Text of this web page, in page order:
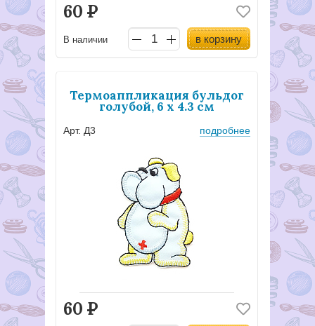
60 Р
В наличии в корзину
Термоаппликация бульдог
голубой, 6 х 4.3 см
Арт. Д3 подробнее
60 Р